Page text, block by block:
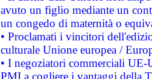
avuto un figlio mediante un
un congedo di maternità o
• Proclamati i vincitori
culturale Unione europea /
• I negoziatori commerciali UE-
PMI a cogliere i vantaggi della